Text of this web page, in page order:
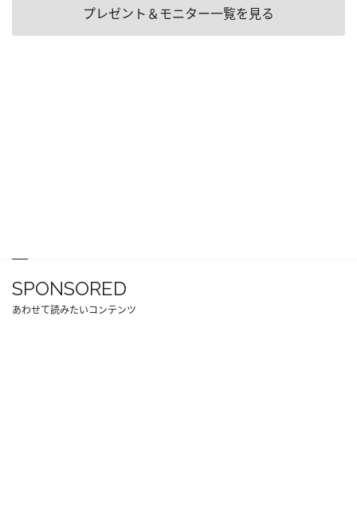
プレゼント＆モニター一覧を見る
SPONSORED
あわせて読みたいコンテンツ